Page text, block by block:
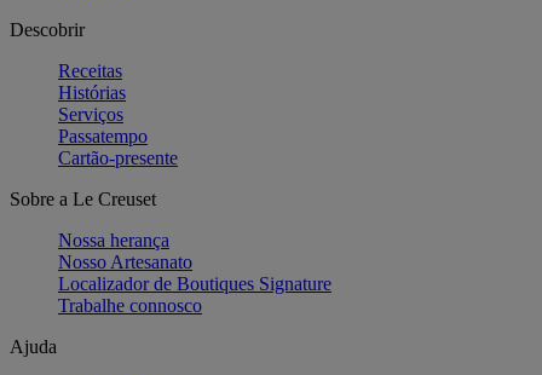
Descobrir
Receitas
Histórias
Serviços
Passatempo
Cartão-presente
Sobre a Le Creuset
Nossa herança
Nosso Artesanato
Localizador de Boutiques Signature
Trabalhe connosco
Ajuda